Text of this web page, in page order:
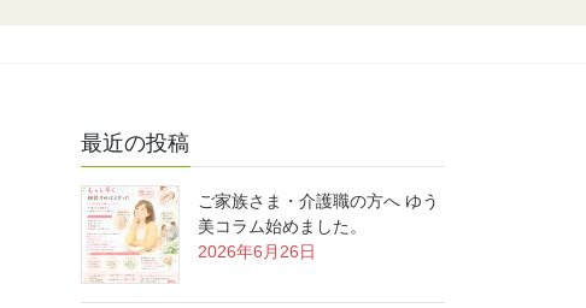
最近の投稿
ご家族さま・介護職の方へ ゆう
美コラム始めました。
2026年6月26日